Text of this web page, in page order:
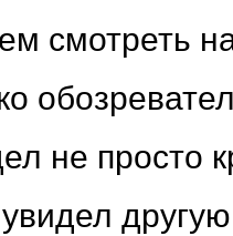
смотреть
не просто